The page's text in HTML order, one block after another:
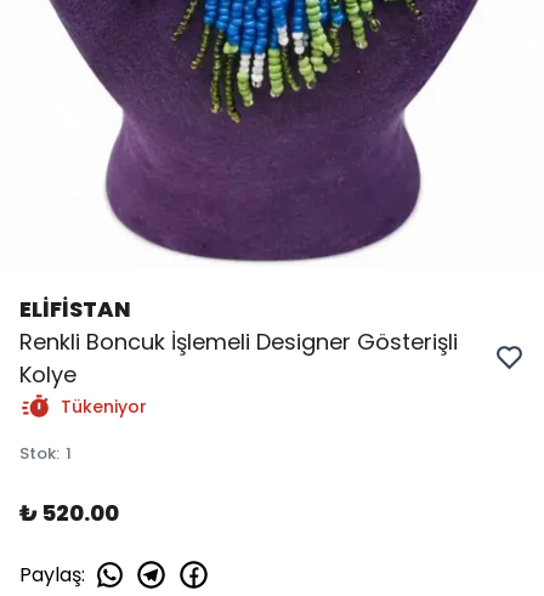
ELİFİSTAN
Renkli Boncuk İşlemeli Designer Gösterişli
Kolye
Tükeniyor
Stok: 1
₺ 520.00
Paylaş: